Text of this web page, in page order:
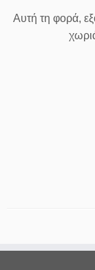
Αυτή τη φορά,